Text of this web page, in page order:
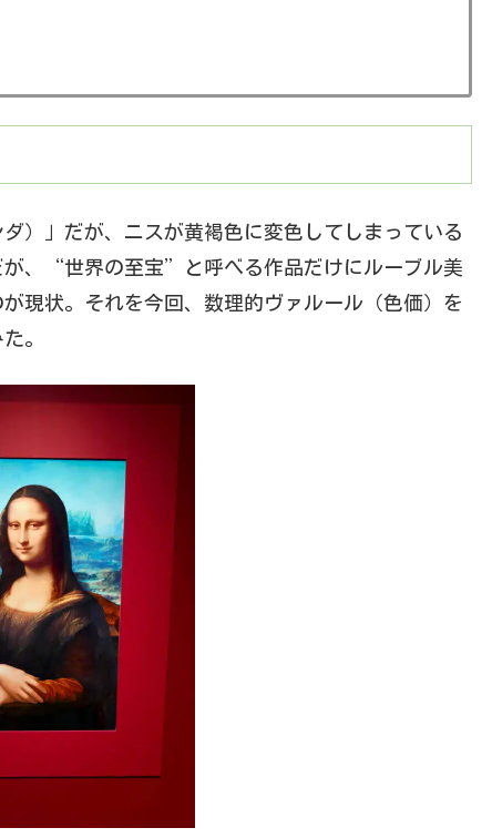
）」だが、ニスが黄褐色に変色してしまっている
、“世界の至宝”と呼べる作品だけにルーブル美
現状。それを今回、数理的ヴァルール（色価）を
。